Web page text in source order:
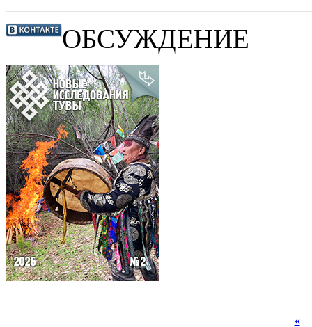
ОБСУЖДЕНИЕ
«